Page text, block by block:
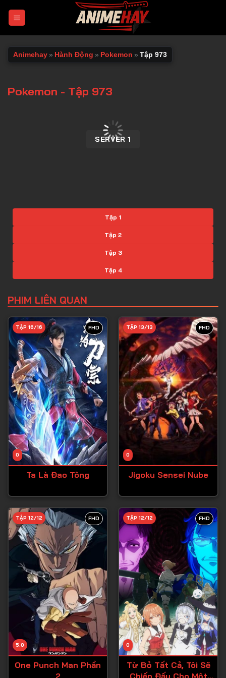
Animehay » Hành Động » Pokemon » Tập 973
Pokemon - Tập 973
SERVER 1
Tập 1
Tập 2
Tập 3
Tập 4
Tập 6
Tập 7
Tập 8
Tập 9
Tập 10
Tập 11
Tập 12
Tập 13
Tập 14
Tập 15
Tập 17
Tập 18
Tập 19
Tập 20
Tập 21
Tập 22
Tập 23
Tập 24
Tập 25
Tập 26
PHIM LIÊN QUAN
FHD
0
TẬP 16/16
Ta Là Đao Tông
FHD
0
TẬP 13/13
Jigoku Sensei Nube
FHD
5.0
TẬP 12/12
One Punch Man Phần
FHD
0
TẬP 12/12
Từ Bỏ Tất Cả, Tôi Sẽ